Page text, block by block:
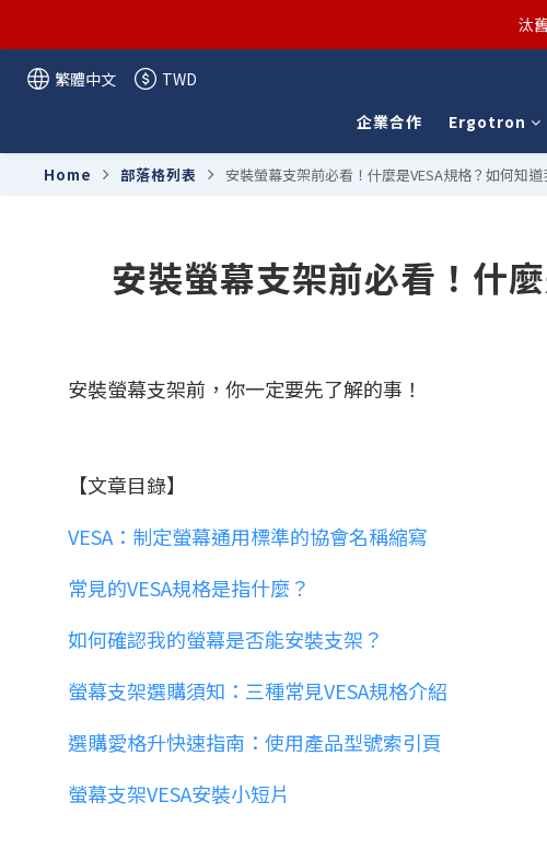
汰
汰
汰
繁體中文
TWD
企業合作
Ergotron
Home 部落格列表 安裝螢幕支架前必看！什麼是VESA規格？如何知
安裝螢幕支架前必看！什
安裝螢幕支架前，你一定要先了解的事！
【文章目錄】
VESA：制定螢幕通用標準的協會名稱縮寫
常見的VESA規格是指什麼？
如何確認我的螢幕是否能安裝支架？
螢幕支架選購須知：三種常見VESA規格介紹
選購愛格升快速指南：使用產品型號索引頁
螢幕支架VESA安裝小短片